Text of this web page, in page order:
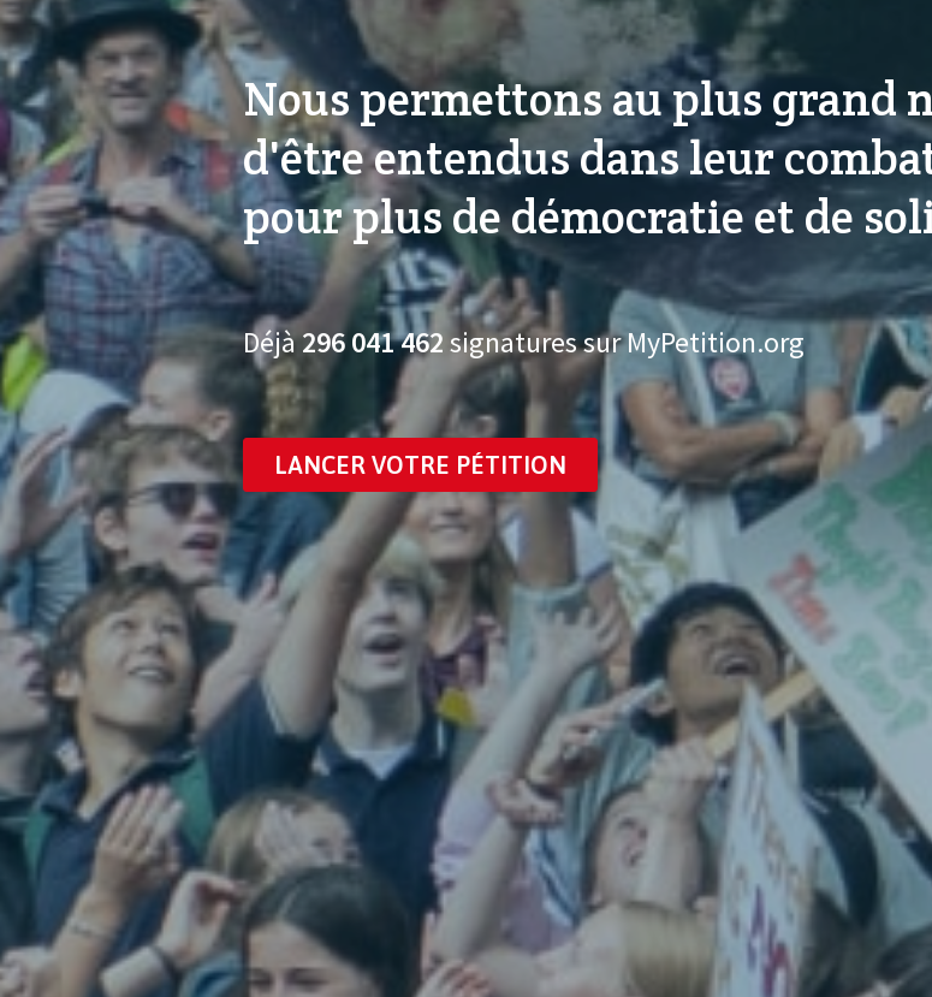
Nous permettons au plus grand
d'être entendus dans leur
pour plus de démocratie et de
Déjà296 041 482signatures sur MyPetition.org
LANCER VOTRE PÉTITION